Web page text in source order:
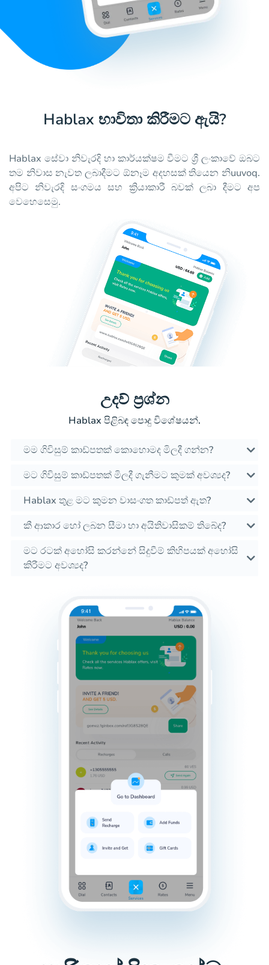
Hablax භාවිතා කිරීමට ඇයි?
Hablax සේවා නිවැරදි හා කාර්යක්ෂම වීමට ශ්‍රී ලංකාවේ ඔබට
තම නිවාස නැවත ලබාදීමට ඕනෑම අදහසක් තියෙන නිuuvoq.
අපිට නිවැරදි සංගමය සහ ක්‍රියාකාරී බවක් ලබා දීමට අප
වෙහෙසෙමු.
උදව් ප්‍රශ්න
Hablax පිළිබඳ පොදු විශේෂයන්.
මම ගිවිසුම් කාඩ්පතක් කොහොමද මිලදී ගන්න?
මට ගිවිසුම් කාඩ්පතක් මිලදී ගැනීමට කුමක් අවශ්‍යද?
Hablax තුළ මට කුමන වාසංගත කාඩ්පත් ඇත?
කී ආකාර හෝ ලබන සීමා හා අයිතිවාසිකම් තිබේද?
මට රටක් අහෝසි කරන්නේ සිදුවීම් කිහිපයක් අහෝසි
කිරීමට අවශ්‍යද?